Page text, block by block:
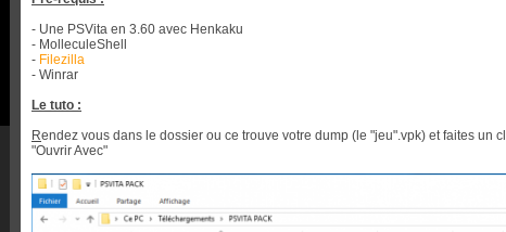
- Une PSVita en 3.60 avec Henkaku
- MolleculeShell
- Filezilla
- Winrar
Le tuto :
Rendez vous dans le dossier ou ce trouve votre dump (le "jeu".vpk) et faites un
"Ouvrir Avec"